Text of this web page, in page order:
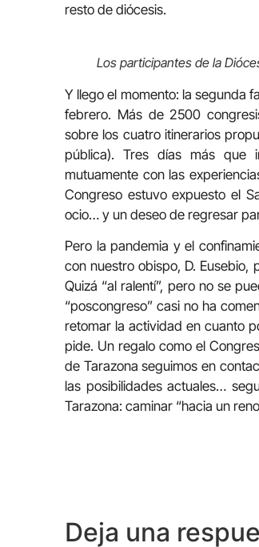
resto de diócesis.
Los participantes de la
Y llego el momento: la segunda
febrero. Más de 2500
sobre los cuatro itinerarios
pública). Tres días más que
mutuamente con las
Congreso estuvo expuesto el
ocio… y un deseo de regresar
Pero la pandemia y el
con nuestro obispo, D. Eusebio,
Quizá “al ralentí”, pero no se
“poscongreso” casi no ha
retomar la actividad en cuanto
pide. Un regalo como el
de Tarazona seguimos en
las posibilidades actuales…
Tarazona: caminar “hacia un
Deja una